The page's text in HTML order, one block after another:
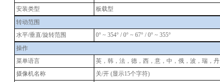
安装类型
板载型
转动范围
水平/垂直/旋转范围
0° ~ 354° / 0° ~ 67° / 0° ~ 355°
操作
菜单语言
英，韩，法，德，西，意，中，俄，波，瑞，
摄像机名称
关/开 (显示15个字符)